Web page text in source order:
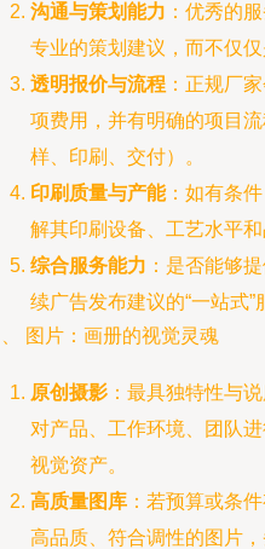
沟通与策划能力 ：优秀的
专业的策划建议，而不仅仅
透明报价与流程 ：正规厂
项费用，并有明确的项目
样、印刷、交付）。
印刷质量与产能：如有条
解其印刷设备、工艺水平和
综合服务能力 ：是否能够
续广告发布建议的“一站式”
图片：画册的视觉灵魂
原创摄影 ：最具独特性与
对产品、工作环境、团队
视觉资产。
高质量图库 ：若预算或条
高品质、符合调性的图片，